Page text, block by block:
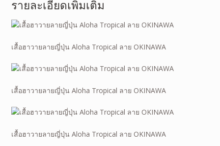
รายละเอียดเพิ่มเติม
เสื้อฮาวายลายญี่ปุ่น Aloha Tropical ลาย OKINAWA
เสื้อฮาวายลายญี่ปุ่น Aloha Tropical ลาย OKINAWA
เสื้อฮาวายลายญี่ปุ่น Aloha Tropical ลาย OKINAWA